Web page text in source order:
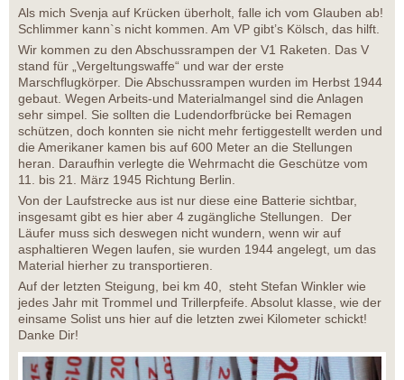
Als mich Svenja auf Krücken überholt, falle ich vom Glauben ab!
Schlimmer kann`s nicht kommen. Am VP gibt’s Kölsch, das hilft.
Wir kommen zu den Abschussrampen der V1 Raketen. Das V
stand für „Vergeltungswaffe“ und war der erste
Marschflugkörper. Die Abschussrampen wurden im Herbst 1944
gebaut. Wegen Arbeits-und Materialmangel sind die Anlagen
sehr simpel. Sie sollten die Ludendorfbrücke bei Remagen
schützen, doch konnten sie nicht mehr fertiggestellt werden und
die Amerikaner kamen bis auf 600 Meter an die Stellungen
heran. Daraufhin verlegte die Wehrmacht die Geschütze vom
11. bis 21. März 1945 Richtung Berlin.
Von der Laufstrecke aus ist nur diese eine Batterie sichtbar,
insgesamt gibt es hier aber 4 zugängliche Stellungen. Der
Läufer muss sich deswegen nicht wundern, wenn wir auf
asphaltieren Wegen laufen, sie wurden 1944 angelegt, um das
Material hierher zu transportieren.
Auf der letzten Steigung, bei km 40, steht Stefan Winkler wie
jedes Jahr mit Trommel und Trillerpfeife. Absolut klasse, wie der
einsame Solist uns hier auf die letzten zwei Kilometer schickt!
Danke Dir!